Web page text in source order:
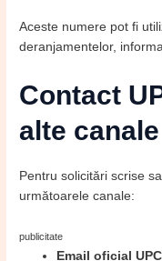
Aceste numere pot fi
deranjamentelor,
Contact
alte canale
Pentru solicitări scrise
următoarele canale:
publicitate
Email oficial